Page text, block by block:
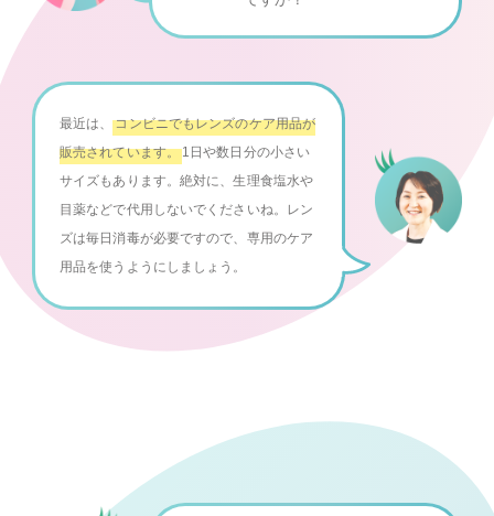
最近は、コンビニでもレンズのケア用品が
販売されています。 1日や数日分の小さい
サイズもあります。絶対に、生理食塩水や
目薬などで代用しないでくださいね。レン
ズは毎日消毒が必要ですので、専用のケア
用品を使うようにしましょう。